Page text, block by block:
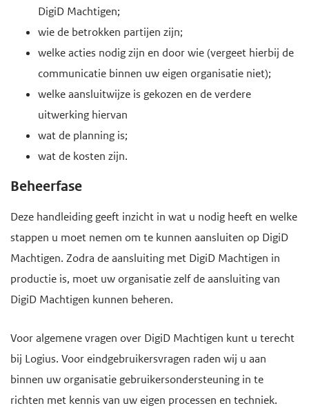
DigiD Machtigen;
wie de betrokken partijen zijn;
welke acties nodig zijn en door wie (vergeet hierbij de
communicatie binnen uw eigen organisatie niet);
welke aansluitwijze is gekozen en de verdere
uitwerking hiervan
wat de planning is;
wat de kosten zijn.
Beheerfase
Deze handleiding geeft inzicht in wat u nodig heeft en welke
stappen u moet nemen om te kunnen aansluiten op DigiD
Machtigen. Zodra de aansluiting met DigiD Machtigen in
productie is, moet uw organisatie zelf de aansluiting van
DigiD Machtigen kunnen beheren.
Voor algemene vragen over DigiD Machtigen kunt u terecht
bij Logius. Voor eindgebruikersvragen raden wij u aan
binnen uw organisatie gebruikersondersteuning in te
richten met kennis van uw eigen processen en techniek.